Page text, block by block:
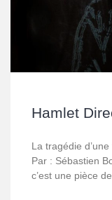
Hamlet
La tragédie
Par : Sébastien
c’est une pièce